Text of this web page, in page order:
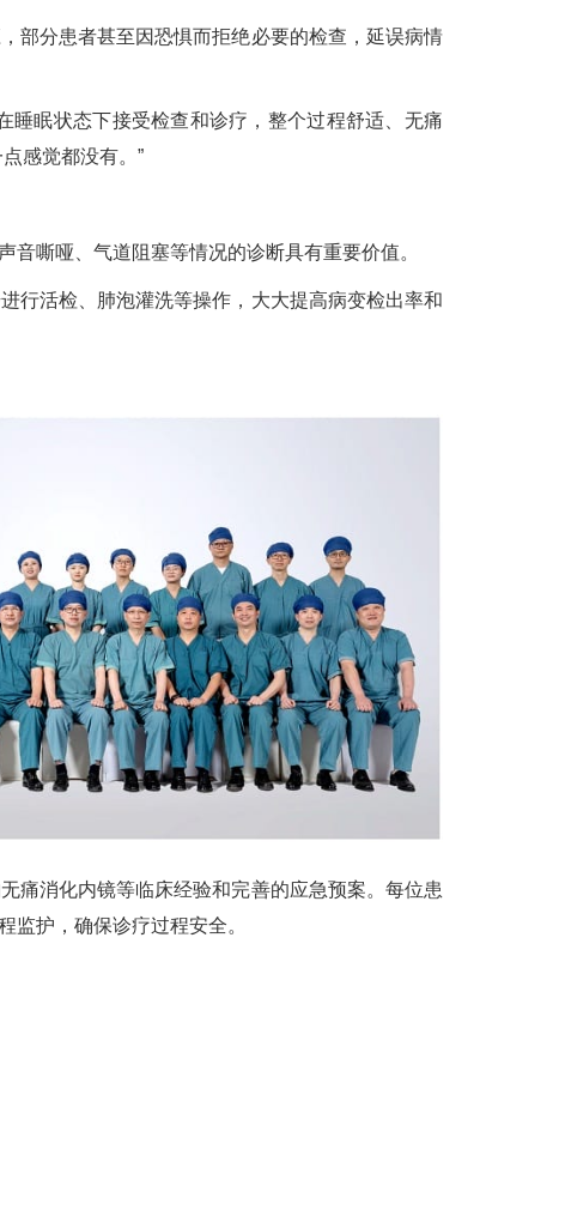
部分患者甚至因恐惧而拒绝必要的检查，延误病情
眠状态下接受检查和诊疗，整个过程舒适、无痛
感觉都没有。”
嘶哑、气道阻塞等情况的诊断具有重要价值。
行活检、肺泡灌洗等操作，大大提高病变检出率和
痛消化内镜等临床经验和完善的应急预案。每位患
监护，确保诊疗过程安全。